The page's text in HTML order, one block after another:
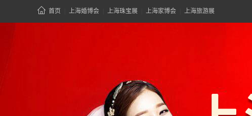
首页 上海婚博会 上海珠宝展 上海家博会 上海旅游展